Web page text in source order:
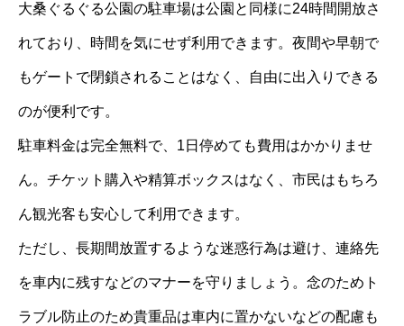
大桑ぐるぐる公園の駐車場は公園と同様に24時間開放さ
れており、時間を気にせず利用できます。夜間や早朝で
もゲートで閉鎖されることはなく、自由に出入りできる
のが便利です。
駐車料金は完全無料で、1日停めても費用はかかりませ
ん。チケット購入や精算ボックスはなく、市民はもちろ
ん観光客も安心して利用できます。
ただし、長期間放置するような迷惑行為は避け、連絡先
を車内に残すなどのマナーを守りましょう。念のためト
ラブル防止のため貴重品は車内に置かないなどの配慮も